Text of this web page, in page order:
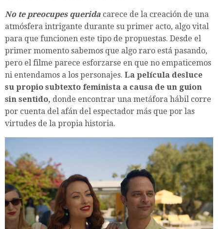
No te preocupes querida carece de la creación de una
atmósfera intrigante durante su primer acto, algo vital
para que funcionen este tipo de propuestas. Desde el
primer momento sabemos que algo raro está pasando,
pero el filme parece esforzarse en que no empaticemos
ni entendamos a los personajes. La película desluce
su propio subtexto feminista a causa de un guion
sin sentido, donde encontrar una metáfora hábil corre
por cuenta del afán del espectador más que por las
virtudes de la propia historia.